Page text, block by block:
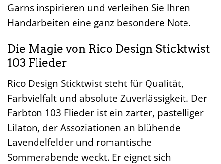
Garns inspirieren und verleihen Sie Ihren
Handarbeiten eine ganz besondere Note.
Die Magie von Rico Design Sticktwist
103 Flieder
Rico Design Sticktwist steht für Qualität,
Farbvielfalt und absolute Zuverlässigkeit. Der
Farbton 103 Flieder ist ein zarter, pastelliger
Lilaton, der Assoziationen an blühende
Lavendelfelder und romantische
Sommerabende weckt. Er eignet sich